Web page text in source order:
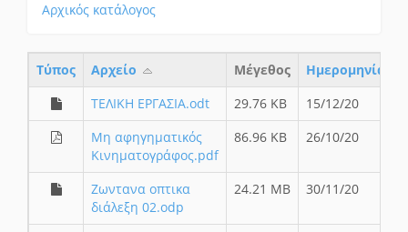
Αρχικός κατάλογος
Τύπος Aρχείο Μέγεθος
Ημερομηνία
ΤΕΛΙΚΗ ΕΡΓΑΣΙΑ.odt
29.76 KB
15/12/20
Μη αφηγηματικός
Κινηματογράφος.pdf
86.96 KB 26/10/20
Ζωντανα οπτικα
διάλεξη 02.odp
24.21 MB 30/11/20